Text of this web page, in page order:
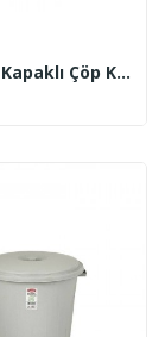
PLANET Kapaklı Çöp Kovası (Battal Boy) UP 104